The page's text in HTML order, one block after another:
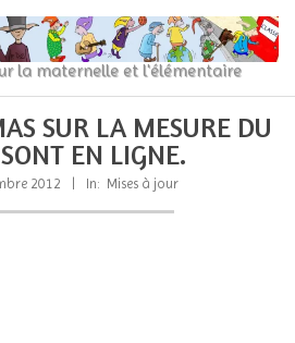
la maternelle et l'élémentaire
SUR LA MESURE DU
EN LIGNE.
2012 In: Mises à jour